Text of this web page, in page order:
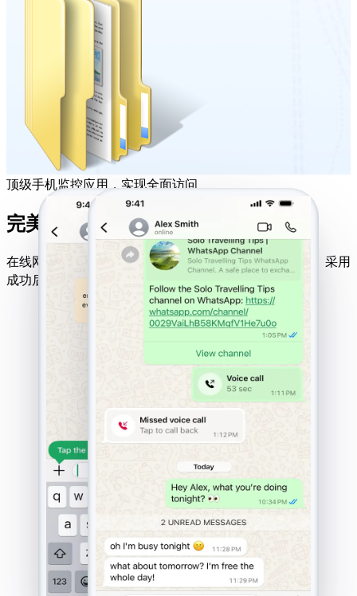
顶级手机监控应用，实现全面访问
完美兼容性，实现最大化追踪效果
在线网站破解工具兼容所有设备、操作系统及移动网络。采用
成功后付费机制，效果有保障。